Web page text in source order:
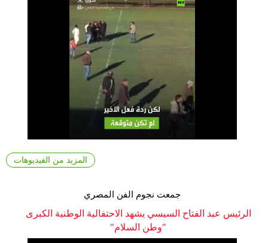
المزيد من الفيديوهات
جمعت نجوم الفن المصري
الرئيس عبد الفتاح السيسي يشهد الاحتفالية الوطنية الكبرى
"وطن السلام"